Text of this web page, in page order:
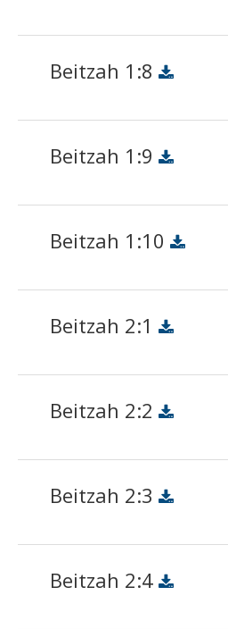
Beitzah 1:8
Beitzah 1:9
Beitzah 1:10
Beitzah 2:1
Beitzah 2:2
Beitzah 2:3
Beitzah 2:4